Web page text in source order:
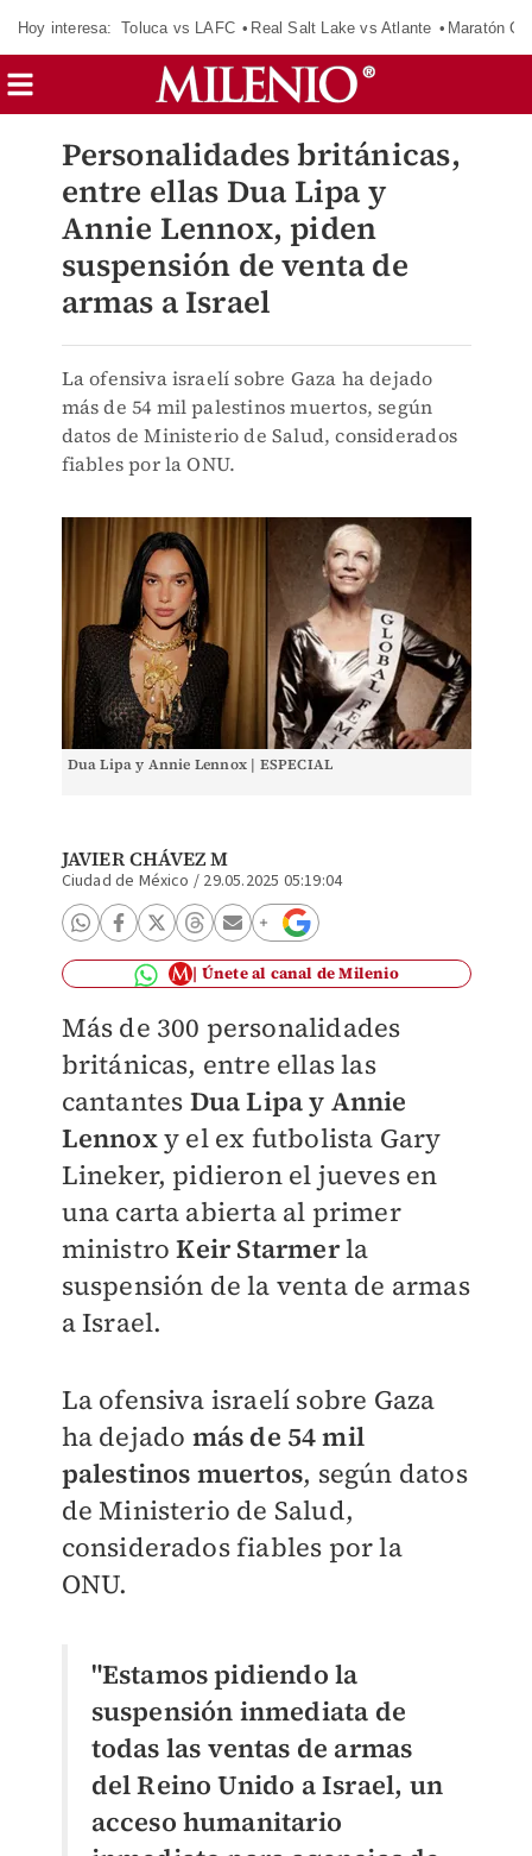
Hoy interesa: Toluca vs LAFC Real Salt Lake vs Atlante Maratón
Personalidades británicas,
entre ellas Dua Lipa y
Annie Lennox, piden
suspensión de venta de
armas a Israel
La ofensiva israelí sobre Gaza ha dejado
más de 54 mil palestinos muertos, según
datos de Ministerio de Salud, considerados
fiables por la ONU.
Dua Lipa y Annie Lennox | ESPECIAL
JAVIER CHÁVEZ M
Ciudad de México / 29.05.2025 05:19:04
Únete al canal de Milenio
Más de 300 personalidades
británicas, entre ellas las
cantantes Dua Lipa y Annie
Lennoxy el ex futbolista Gary
Lineker, pidieron el jueves en
una carta abierta al primer
ministroKeir Starmerla
suspensión de la venta de armas
a Israel.
La ofensiva israelí sobre Gaza
ha dejado más de 54 mil
palestinos muertos, según datos
de Ministerio de Salud,
considerados fiables por la
ONU.
"Estamos pidiendo la
suspensión inmediata de
todas las ventas de armas
del Reino Unido a Israel, un
acceso humanitario